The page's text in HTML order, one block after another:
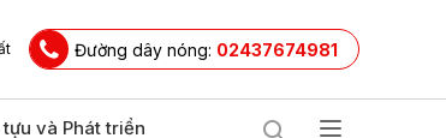
Đường dây nóng: 02437674981
và Phát triển